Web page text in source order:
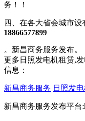
务！！
四、在各大省会城市设
18866577899
。新昌商务服务发布。
更多日照发电机租赁,
信息：
新昌商务服务 日照发
新昌商务服务发布平台